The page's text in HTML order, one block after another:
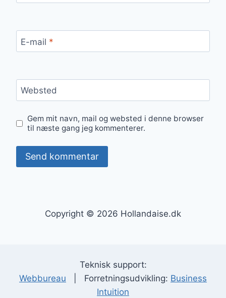
E-mail *
Websted
Gem mit navn, mail og websted i denne browser
til næste gang jeg kommenterer.
Copyright © 2026 Hollandaise.dk
Teknisk support:
Webbureau | Forretningsudvikling: Business
Intuition